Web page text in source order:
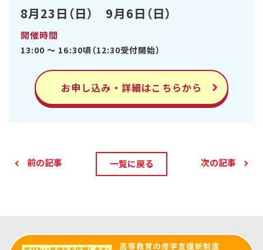
8月23日（日） 9月6日（日）
開催時間
13:00 ～ 16:30頃（12:30受付開始）
お申し込み・詳細はこちらから
前の記事 一覧に戻る 次の記事